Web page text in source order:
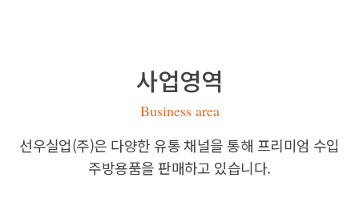
사업영역
Business area
선우실업(주)은 다양한 유통 채널을 통해 프리미엄 수입
주방용품을 판매하고 있습니다.